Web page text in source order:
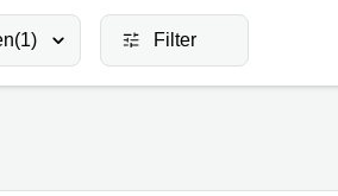
(1) Filter